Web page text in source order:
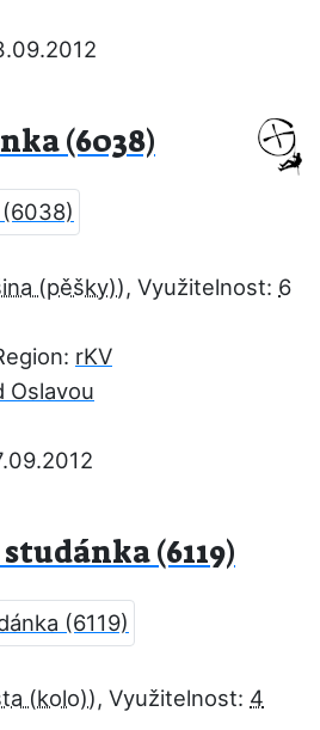
(6038)
, Využitelnost: 6
rKV
Oslavou
(6119)
, Využitelnost: 4